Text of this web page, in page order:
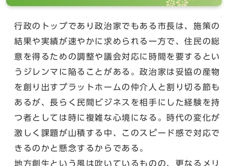
行政のトップであり政治家でもある市長は、施策の
結果や実績が速やかに求められる一方で、住民の総
意を得るための調整や議会対応に時間を要するとい
うジレンマに陥ることがある。政治家は妥協の産物
を創り出すプラットホームの仲介人と割り切る節も
あるが、長らく民間ビジネスを相手にした経験を持
つ者としては時に複雑な心境になる。時代の変化が
激しく課題が山積する中、このスピード感で対応で
きるのかと懸念するからである。
地方創生という風は吹いているものの、更なるメリ